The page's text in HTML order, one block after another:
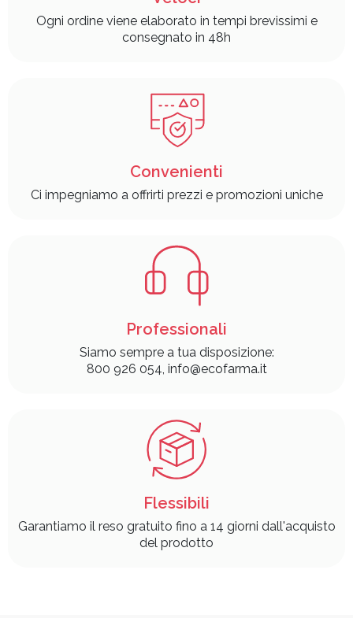
Ogni ordine viene elaborato in tempi brevissimi e
consegnato in 48h
Convenienti
Ci impegniamo a offrirti prezzi e promozioni uniche
Professionali
Siamo sempre a tua disposizione:
800 926 054, info@ecofarma.it
Flessibili
Garantiamo il reso gratuito fino a 14 giorni dall'acquisto
del prodotto